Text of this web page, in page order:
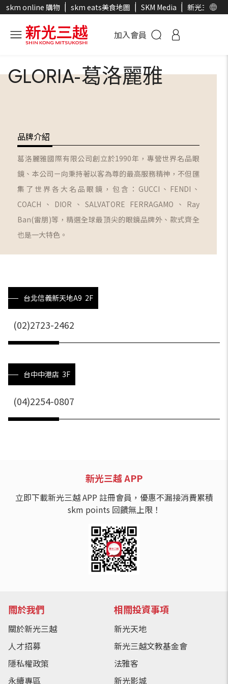
skm online 購物 skm eats美食地圖 SKM Media 新光三越官
加入會員
GLORIA-葛洛麗雅
品牌介紹
葛洛麗雅國際有限公司創立於1990年，專營世界名品眼
鏡、本公司ㄧ向秉持著以客為尊的最高服務精神，不但匯
集了世界各大名品眼鏡，包含：GUCCI、FENDI、
COACH、DIOR、SALVATORE FERRAGAMO、Ray
Ban(雷朋)等，精選全球最頂尖的眼鏡品牌外、款式齊全
也是一大特色。
台北信義新天地A9 2F
(02)2723-2462
台中中港店 3F
(04)2254-0807
新光三越 APP
立即下載新光三越 APP 註冊會員，優惠不漏接消費累積
skm points 回饋無上限！
關於我們
關於新光三越
人才招募
隱私權政策
永續專區
相關投資事項
新光天地
新光三越文教基金會
法雅客
新光影城